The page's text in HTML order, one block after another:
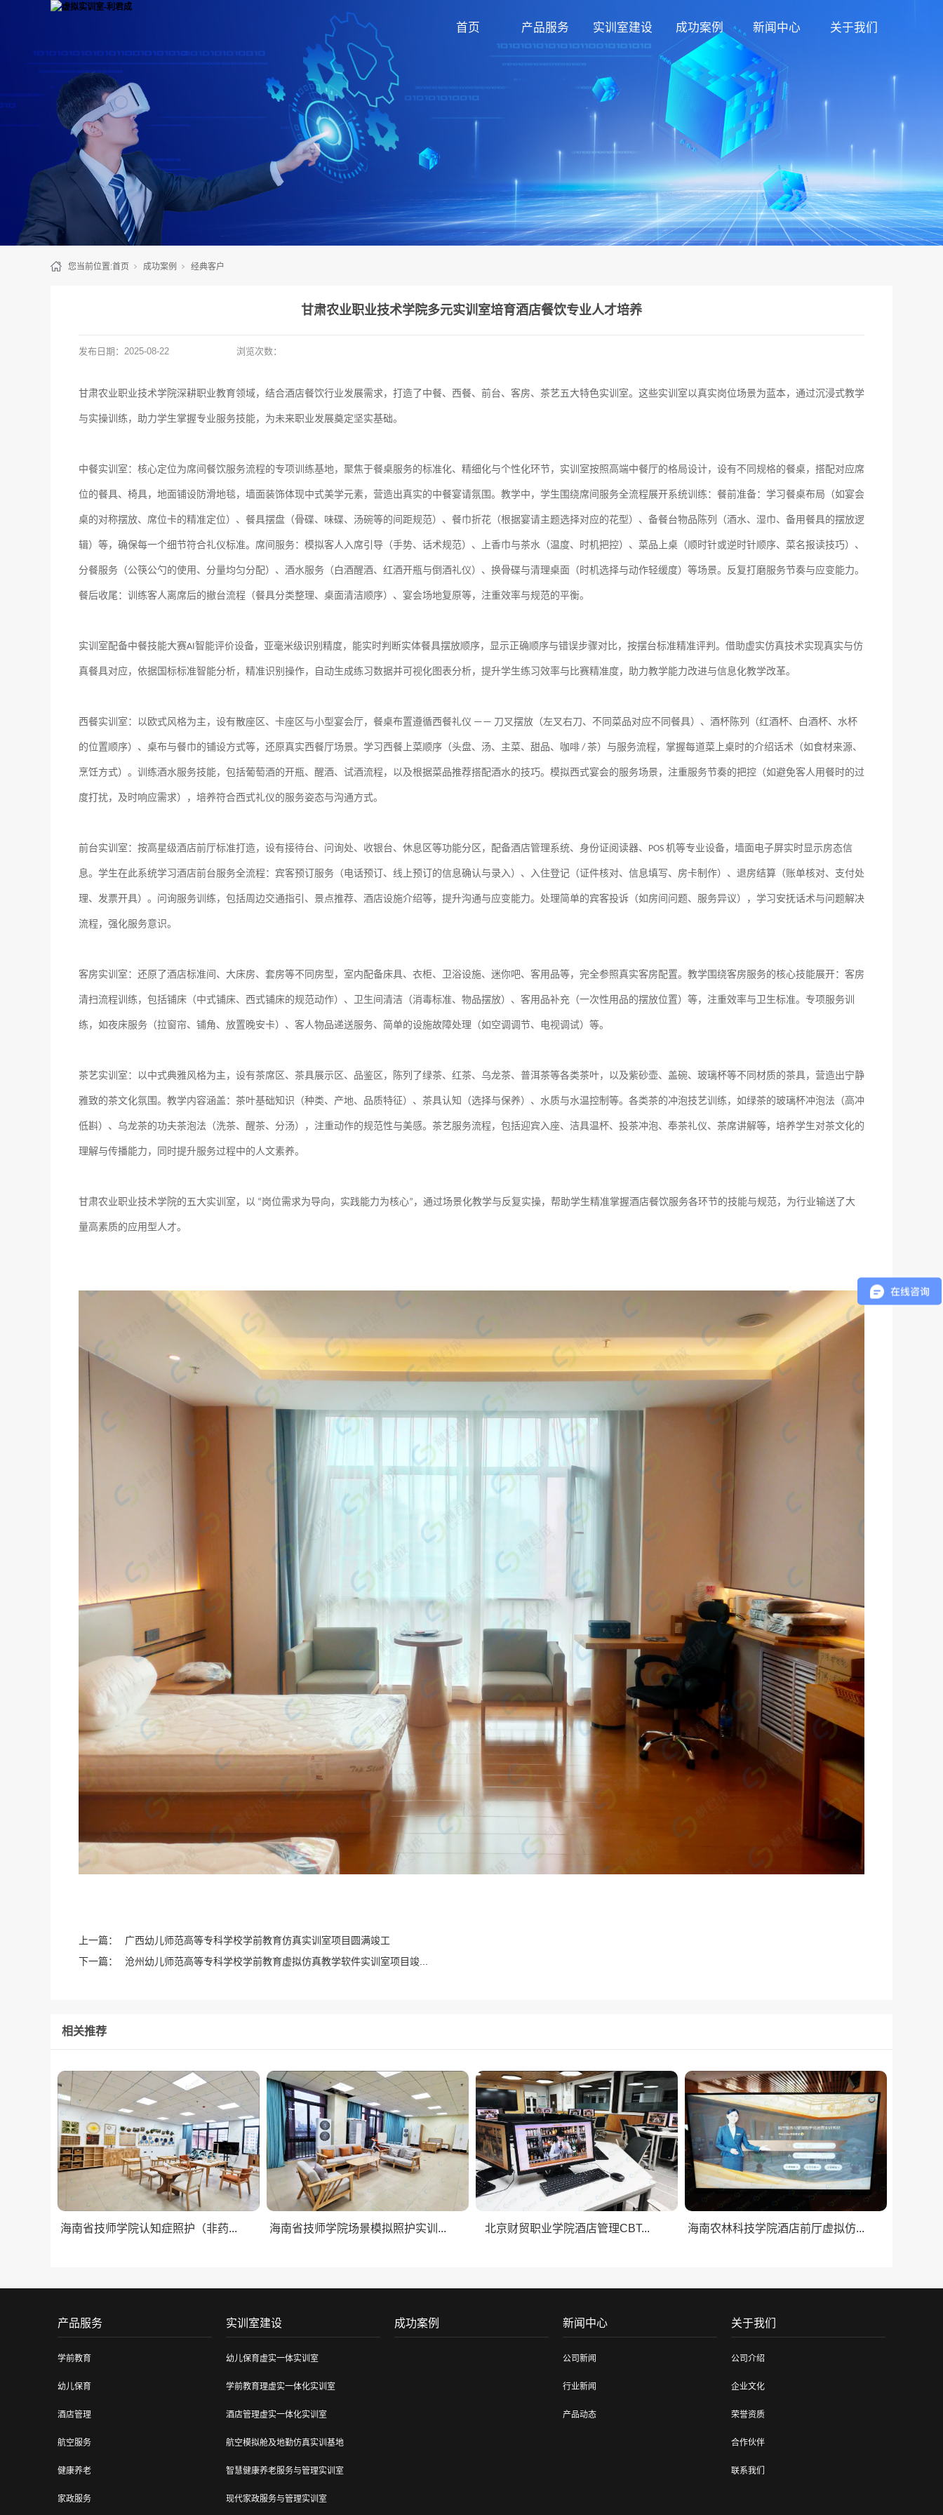
首页 产品服务 实训室建设 成功案例 新闻中心 关于我们
您当前位置:首页 成功案例 经典客户
甘肃农业职业技术学院多元实训室培育酒店餐饮专业人才培养
发布日期： 2025-08-22 浏览次数：
甘肃农业职业技术学院深耕职业教育领域，结合酒店餐饮行业发展需求，打造了中餐、西餐、前台、客房、茶艺五大特色实训室。这些实训室以真实岗位场景为蓝本，通过沉浸式教学
与实操训练，助力学生掌握专业服务技能，为未来职业发展奠定坚实基础。
中餐实训室： 核心定位为席间餐饮服务流程的专项训练基地，聚焦于餐桌服务的标准化、精细化与个性化环节，实训室按照高端中餐厅的格局设计，设有不同规格的餐桌，搭配对应席
位的餐具、椅具，地面铺设防滑地毯，墙面装饰体现中式美学元素，营造出真实的中餐宴请氛围。教学中，学生围绕席间服务全流程展开系统训练： 餐前准备：学习餐桌布局（如宴会
桌的对称摆放、席位卡的精准定位）、餐具摆盘（骨碟、味碟、汤碗等的间距规范）、餐巾折花（根据宴请主题选择对应的花型）、备餐台物品陈列（酒水、湿巾、备用餐具的摆放逻
辑）等，确保每一个细节符合礼仪标准。席间服务：模拟客人入席引导（手势、话术规范）、上香巾与茶水（温度、时机把控）、菜品上桌（顺时针或逆时针顺序、菜名报读技巧）、
分餐服务（公筷公勺的使用、分量均匀分配）、酒水服务（白酒醒酒、红酒开瓶与倒酒礼仪）、换骨碟与清理桌面（时机选择与动作轻缓度）等场景。 反复打磨服务节奏与应变能力。
餐后收尾：训练客人离席后的撤台流程（餐具分类整理、桌面清洁顺序）、宴会场地复原等，注重效率与规范的平衡。
实训室配备中餐技能大赛AI智能评价设备，亚毫米级识别精度，能实时判断实体餐具摆放顺序，显示正确顺序与错误步骤对比，按摆台标准精准评判。借助虚实仿真技术实现真实与仿
真餐具对应，依据国标标准智能分析，精准识别操作，自动生成练习数据并可视化图表分析，提升学生练习效率与比赛精准度，助力教学能力改进与信息化教学改革。
西餐实训室： 以欧式风格为主，设有散座区、卡座区与小型宴会厅，餐桌布置遵循西餐礼仪 —— 刀叉摆放（左叉右刀、不同菜品对应不同餐具）、酒杯陈列（红酒杯、白酒杯、水杯
的位置顺序）、桌布与餐巾的铺设方式等，还原真实西餐厅场景。 学习西餐上菜顺序（头盘、汤、主菜、甜品、咖啡 / 茶）与服务流程，掌握每道菜上桌时的介绍话术（如食材来源、
烹饪方式）。训练酒水服务技能，包括葡萄酒的开瓶、醒酒、试酒流程，以及根据菜品推荐搭配酒水的技巧。模拟西式宴会的服务场景，注重服务节奏的把控（如避免客人用餐时的过
度打扰，及时响应需求），培养符合西式礼仪的服务姿态与沟通方式。
前台实训室： 按高星级酒店前厅标准打造，设有接待台、问询处、收银台、休息区等功能分区，配备酒店管理系统、身份证阅读器、 POS 机等专业设备，墙面电子屏实时显示房态信
息。学生在此系统学习酒店前台服务全流程： 宾客预订服务（电话预订、线上预订的信息确认与录入）、入住登记（证件核对、信息填写、房卡制作）、退房结算（账单核对、支付处
理、发票开具）。问询服务训练，包括周边交通指引、景点推荐、酒店设施介绍等，提升沟通与应变能力。处理简单的宾客投诉（如房间问题、服务异议），学习安抚话术与问题解决
流程，强化服务意识。
客房实训室： 还原了酒店标准间、大床房、套房等不同房型，室内配备床具、衣柜、卫浴设施、迷你吧、客用品等，完全参照真实客房配置。教学围绕客房服务的核心技能展开： 客房
清扫流程训练，包括铺床（中式铺床、西式铺床的规范动作）、卫生间清洁（消毒标准、物品摆放）、客用品补充（一次性用品的摆放位置）等，注重效率与卫生标准。专项服务训
练，如夜床服务（拉窗帘、铺角、放置晚安卡）、客人物品递送服务、简单的设施故障处理（如空调调节、电视调试）等。
茶艺实训室： 以中式典雅风格为主，设有茶席区、茶具展示区、品鉴区，陈列了绿茶、红茶、乌龙茶、普洱茶等各类茶叶，以及紫砂壶、盖碗、玻璃杯等不同材质的茶具，营造出宁静
雅致的茶文化氛围。教学内容涵盖： 茶叶基础知识（种类、产地、品质特征）、茶具认知（选择与保养）、水质与水温控制等。各类茶的冲泡技艺训练，如绿茶的玻璃杯冲泡法（高冲
低斟）、乌龙茶的功夫茶泡法（洗茶、醒茶、分汤），注重动作的规范性与美感。茶艺服务流程，包括迎宾入座、洁具温杯、投茶冲泡、奉茶礼仪、茶席讲解等，培养学生对茶文化的
理解与传播能力，同时提升服务过程中的人文素养。
甘肃农业职业技术学院的五大实训室，以 “岗位需求为导向，实践能力为核心” ，通过场景化教学与反复实操，帮助学生精准掌握酒店餐饮服务各环节的技能与规范，为行业输送了大
量高素质的应用型人才。
上一篇：
广西幼儿师范高等专科学校学前教育仿真实训室项目圆满竣工​
下一篇：
沧州幼儿师范高等专科学校学前教育虚拟仿真教学软件实训室项目竣...
相关推荐
海南省技师学院认知症照护（非药... 海南省技师学院场景模拟照护实训... 北京财贸职业学院酒店管理CBT... 海南农林科技学院酒店前厅虚拟仿...
产品服务
学前教育
幼儿保育
酒店管理
航空服务
健康养老
家政服务
实训室建设
幼儿保育虚实一体实训室
学前教育理虚实一体化实训室
酒店管理虚实一体化实训室
航空模拟舱及地勤仿真实训基地
智慧健康养老服务与管理实训室
现代家政服务与管理实训室
成功案例 新闻中心
公司新闻
行业新闻
产品动态
关于我们
公司介绍
企业文化
荣誉资质
合作伙伴
联系我们